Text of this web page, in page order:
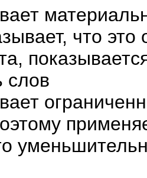
что
слов